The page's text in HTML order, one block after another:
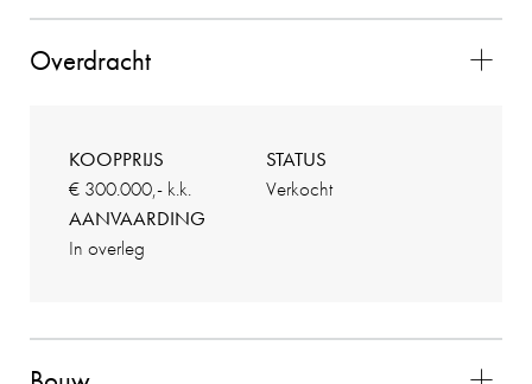
Overdracht
KOOPPRIJS
€ 300.000,- k.k.
STATUS
Verkocht
AANVAARDING
In overleg
De contacten met Charles liepen zeer goed. Hij
voldeed boven verwachting en alles verliep
vlekkeloos. Wij waren zeer tevreden over de
gehele samenwerking en zouden Charles als
02-11-2025